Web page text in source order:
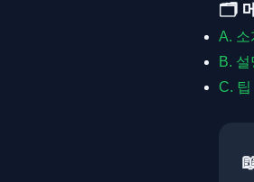
🗂️
A. 소
B. 설
C. 팁